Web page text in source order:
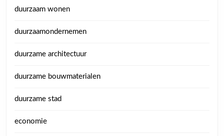
duurzaam wonen
duurzaamondernemen
duurzame architectuur
duurzame bouwmaterialen
duurzame stad
economie